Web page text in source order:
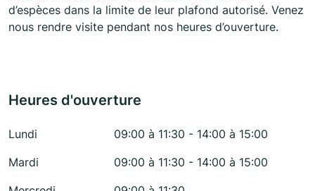
d’espèces dans la limite de leur plafond autorisé. Venez
nous rendre visite pendant nos heures d’ouverture.
Heures d'ouverture
Lundi
09:00 à 11:30 - 14:00 à 15:00
Mardi
09:00 à 11:30 - 14:00 à 15:00